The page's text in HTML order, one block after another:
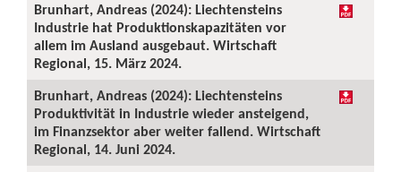
Brunhart, Andreas (2024): Liechtensteins
Industrie hat Produktionskapazitäten vor
allem im Ausland ausgebaut. Wirtschaft
Regional, 15. März 2024.
Brunhart, Andreas (2024): Liechtensteins
Produktivität in Industrie wieder ansteigend,
im Finanzsektor aber weiter fallend. Wirtschaft
Regional, 14. Juni 2024.